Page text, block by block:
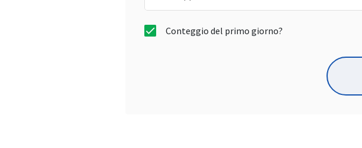
Conteggio del primo giorno?